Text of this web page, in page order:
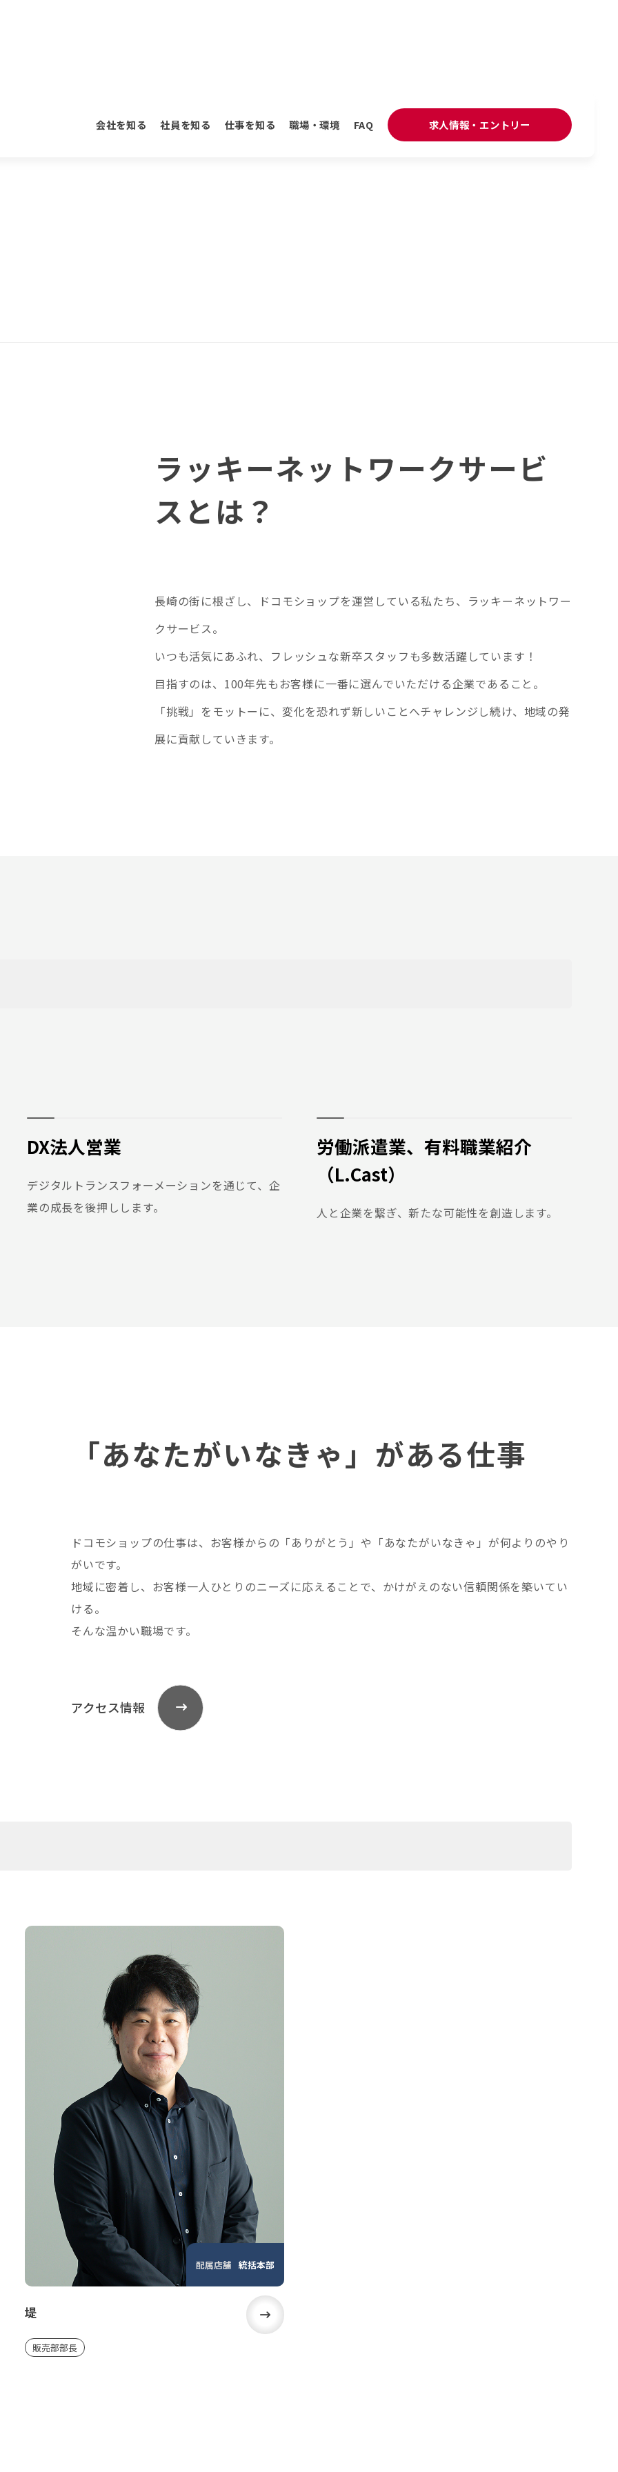
会社を知る 社員を知る 仕事を知る 職場・環境 FAQ 求人情報・エントリー
ラッキーネットワークサービ
スとは？
長崎の街に根ざし、ドコモショップを運営している私たち、ラッキーネットワー
クサービス。
いつも活気にあふれ、フレッシュな新卒スタッフも多数活躍しています！
目指すのは、100年先もお客様に一番に選んでいただける企業であること。
「挑戦」をモットーに、変化を恐れず新しいことへチャレンジし続け、地域の発
展に貢献していきます。
DX法人営業
デジタルトランスフォーメーションを通じて、企
業の成長を後押しします。
労働派遣業、有料職業紹介
（L.Cast）
人と企業を繋ぎ、新たな可能性を創造します。
「あなたがいなきゃ」がある仕事
ドコモショップの仕事は、お客様からの「ありがとう」や「あなたがいなきゃ」が何よりのやり
がいです。
地域に密着し、お客様一人ひとりのニーズに応えることで、かけがえのない信頼関係を築いてい
ける。
そんな温かい職場です。
アクセス情報
配属店舗 統括本部
堤
販売部部長